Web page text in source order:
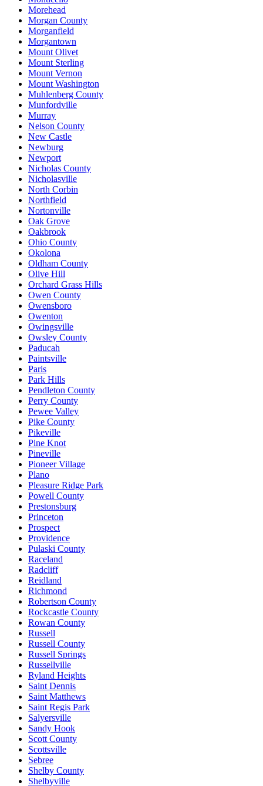
Morehead
Morgan County
Morganfield
Morgantown
Mount Olivet
Mount Sterling
Mount Vernon
Mount Washington
Muhlenberg County
Munfordville
Murray
Nelson County
New Castle
Newburg
Newport
Nicholas County
Nicholasville
North Corbin
Northfield
Nortonville
Oak Grove
Oakbrook
Ohio County
Okolona
Oldham County
Olive Hill
Orchard Grass Hills
Owen County
Owensboro
Owenton
Owingsville
Owsley County
Paducah
Paintsville
Paris
Park Hills
Pendleton County
Perry County
Pewee Valley
Pike County
Pikeville
Pine Knot
Pineville
Pioneer Village
Plano
Pleasure Ridge Park
Powell County
Prestonsburg
Princeton
Prospect
Providence
Pulaski County
Raceland
Radcliff
Reidland
Richmond
Robertson County
Rockcastle County
Rowan County
Russell
Russell County
Russell Springs
Russellville
Ryland Heights
Saint Dennis
Saint Matthews
Saint Regis Park
Salyersville
Sandy Hook
Scott County
Scottsville
Sebree
Shelby County
Shelbyville